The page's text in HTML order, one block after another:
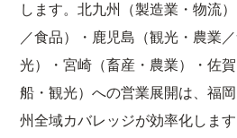
します。北九州（製造業・物流
／食品）・鹿児島（観光・農業
光）・宮崎（畜産・農業）・佐
船・観光）への営業展開は、福
州全域カバレッジが効率化しま